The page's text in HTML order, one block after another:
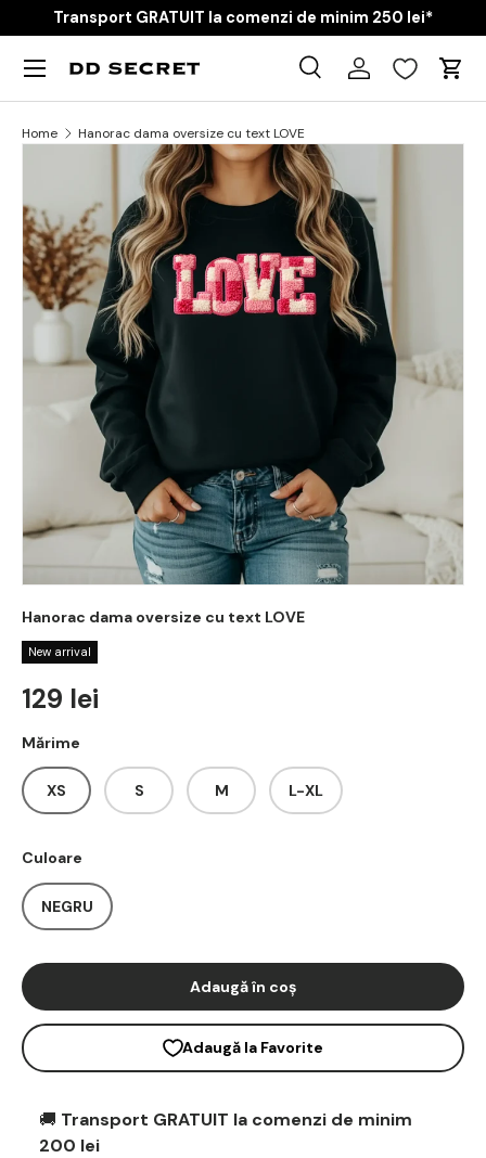
Skip to content
Transport GRATUIT la comenzi de minim 250 lei*
Product type
Caută Cart
Menu
Home Hanorac dama oversize cu text LOVE
Skip to product information
Hanorac dama oversize cu text LOVE
New arrival
Regular price
129 lei
Mărime
XS S M L-XL
Culoare
NEGRU
Adaugă în coș
Adaugă la Favorite
🚚 Transport GRATUIT la comenzi de minim
200 lei